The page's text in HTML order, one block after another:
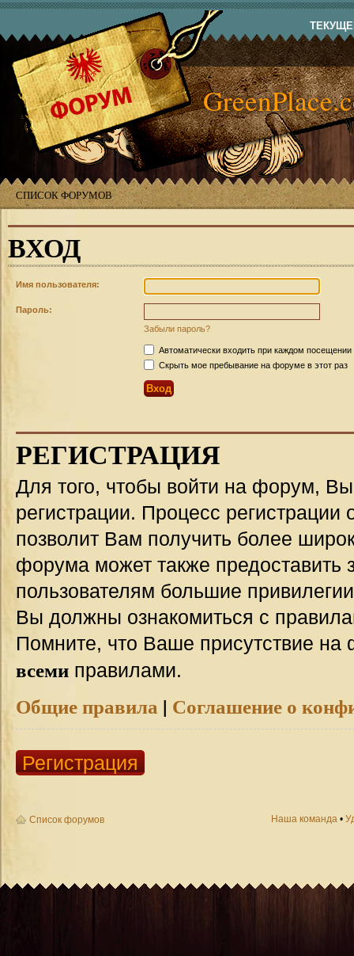
СПИСОК ФОРУМОВ
ВХОД
Имя пользователя:
Пароль:
Забыли пароль?
Автоматически входить при каждом посещении
Скрыть мое пребывание на форуме в этот раз
РЕГИСТРАЦИЯ
Для того, чтобы войти на форум,
регистрации. Процесс регистрации
позволит Вам получить более
форума может также предоставить
пользователям большие
Вы должны ознакомиться с
Помните, что Ваше присутствие на
всеми правилами.
Общие правила | Соглашение о
Регистрация
Список форумов Наша команда •